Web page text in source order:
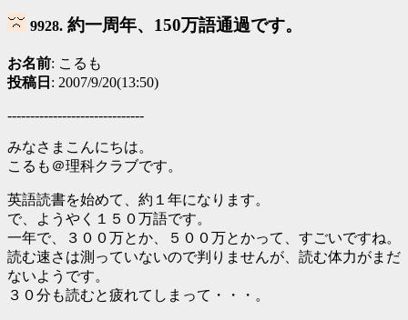
9928. 約一周年、150万語通過です。
お名前: こるも
投稿日 : 2007/9/20(13:50)
------------------------------
みなさまこんにちは。
こるも＠理科クラブです。
英語読書を始めて、約１年になります。
で、ようやく１５０万語です。
一年で、３００万とか、５００万とかって、すごいですね。
読む速さは測っていないので判りませんが、読む体力がまだ
ないようです。
３０分も読むと疲れてしまって・・・。